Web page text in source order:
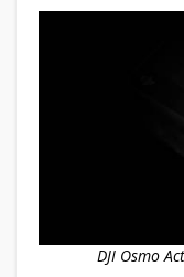
DJI Osmo